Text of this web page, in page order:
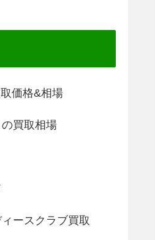
価格&相場
買取相場
ースクラブ買取